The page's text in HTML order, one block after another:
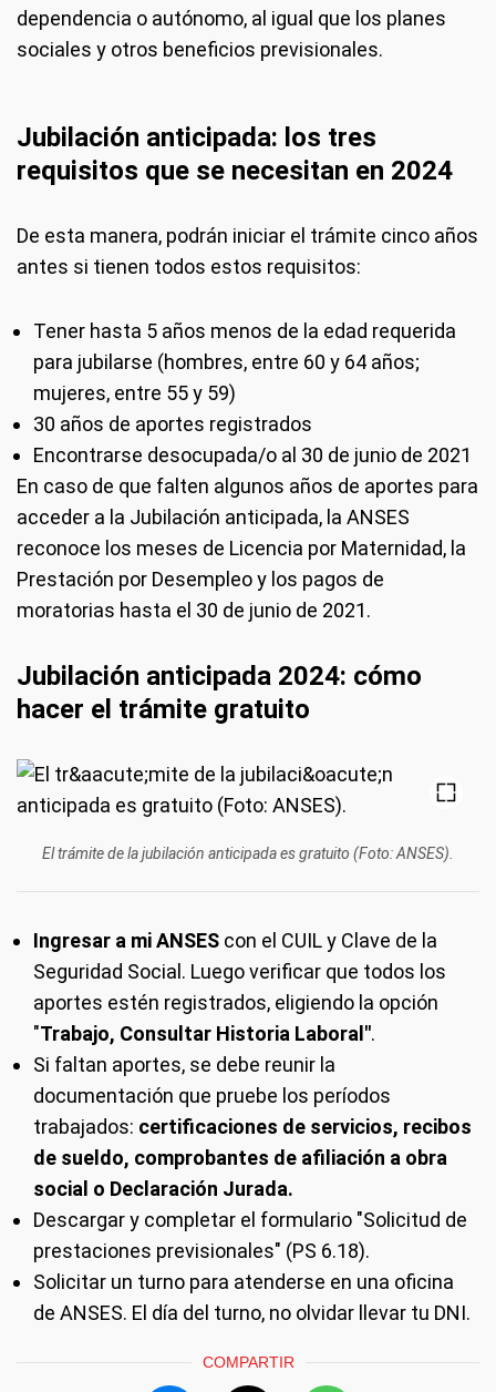
dependencia o autónomo, al igual que los planes
sociales y otros beneficios previsionales.
Jubilación anticipada: los tres
requisitos que se necesitan en 2024
De esta manera, podrán iniciar el trámite cinco años
antes si tienen todos estos requisitos:
Tener hasta 5 años menos de la edad requerida
para jubilarse (hombres, entre 60 y 64 años;
mujeres, entre 55 y 59)
30 años de aportes registrados
Encontrarse desocupada/o al 30 de junio de 2021
En caso de que falten algunos años de aportes para
acceder a la Jubilación anticipada, la ANSES
reconoce los meses de Licencia por Maternidad, la
Prestación por Desempleo y los pagos de
moratorias hasta el 30 de junio de 2021.
Jubilación anticipada 2024: cómo
hacer el trámite gratuito
El trámite de la jubilación anticipada es gratuito (Foto: ANSES).
Ingresar a mi ANSES con el CUIL y Clave de la
Seguridad Social. Luego verificar que todos los
aportes estén registrados, eligiendo la opción
"Trabajo, Consultar Historia Laboral".
Si faltan aportes, se debe reunir la
documentación que pruebe los períodos
trabajados: certificaciones de servicios, recibos
de sueldo, comprobantes de afiliación a obra
social o Declaración Jurada.
Descargar y completar el formulario "Solicitud de
prestaciones previsionales" (PS 6.18).
Solicitar un turno para atenderse en una oficina
de ANSES. El día del turno, no olvidar llevar tu DNI.
COMPARTIR